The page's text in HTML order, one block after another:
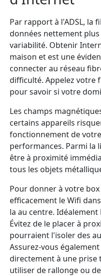
Par rapport à l'ADSL, la
données nettement plus
variabilité. Obtenir
maison et est une
connecter au réseau
difficulté. Appelez votre
pour savoir si votre
Les champs
certains appareils
fonctionnement de
performances. Parmi la
être à proximité
tous les objets
Pour donner à votre
efficacement le Wifi
la au centre.
Évitez de le placer à
pourraient l'isoler des
Assurez-vous
directement à une prise
utiliser de rallonge ou